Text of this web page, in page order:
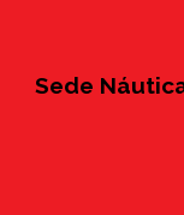
Sede